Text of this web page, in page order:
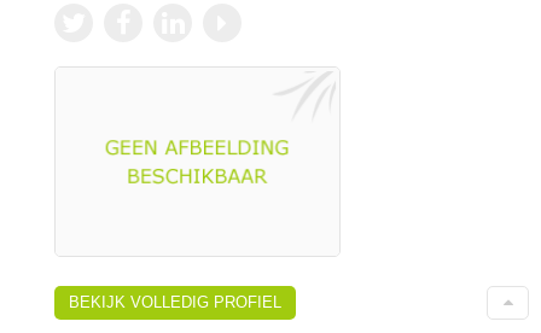
BEKIJK VOLLEDIG PROFIEL